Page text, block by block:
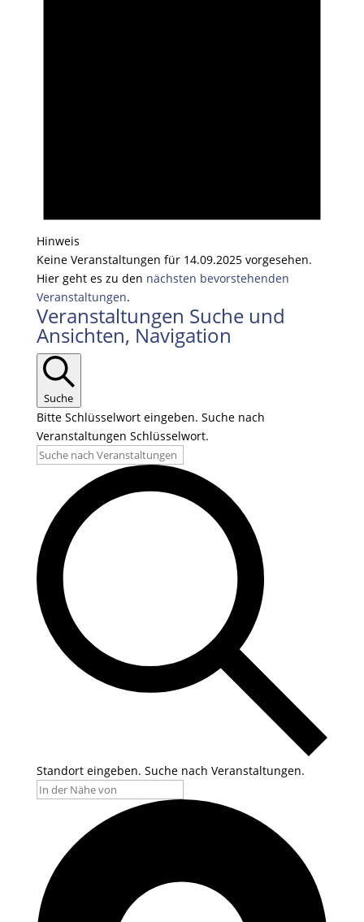
Hinweis
Keine Veranstaltungen für 14.09.2025 vorgesehen.
Hier geht es zu den nächsten bevorstehenden
Veranstaltungen.
Veranstaltungen Suche und
Ansichten, Navigation
Suche
Bitte Schlüsselwort eingeben. Suche nach
Veranstaltungen Schlüsselwort.
Standort eingeben. Suche nach Veranstaltungen.